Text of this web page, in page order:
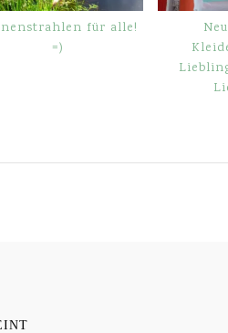
für alle!
=)